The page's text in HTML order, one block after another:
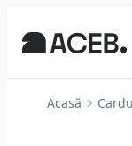
Acasă